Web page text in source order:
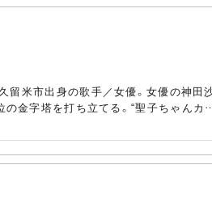
米市出身の歌手／女優。女優の神田
の金字塔を打ち立てる。“聖子ちゃん